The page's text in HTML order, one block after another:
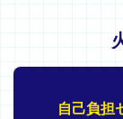
自己負担